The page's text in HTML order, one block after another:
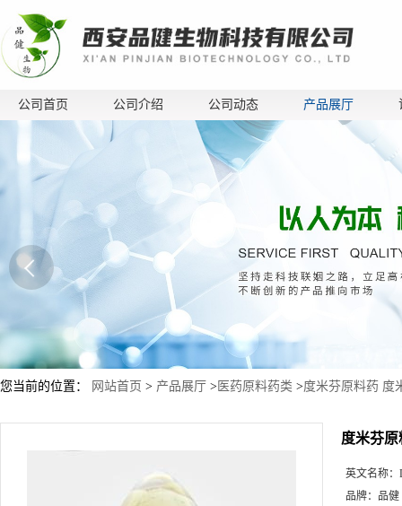
公司首页 公司介绍 公司动态 产品展厅
您当前的位置： 网站首页 > 产品展厅 > 医药原料药类 >度米芬原料药 度
度米芬原
英文名称：
品牌： 品健